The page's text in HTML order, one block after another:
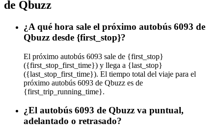
de Qbuzz
¿A qué hora sale el próximo autobús 6093 de
Qbuzz desde {first_stop}?
El próximo autobús 6093 sale de {first_stop}
({first_stop_first_time}) y llega a {last_stop}
({last_stop_first_time}). El tiempo total del viaje para el
próximo autobús 6093 de Qbuzz es de
{first_trip_running_time}.
¿El autobús 6093 de Qbuzz va puntual,
adelantado o retrasado?